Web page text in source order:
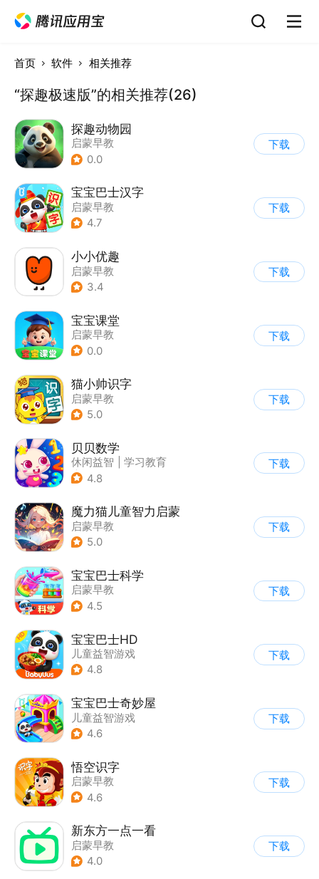
首页 软件 相关推荐
“探趣极速版”的相关推荐(26)
探趣动物园
启蒙早教
0.0
下载
宝宝巴士汉字
启蒙早教
4.7
下载
小小优趣
启蒙早教
3.4
下载
宝宝课堂
启蒙早教
0.0
下载
猫小帅识字
启蒙早教
5.0
下载
贝贝数学
休闲益智
学习教育
| 儿童游戏
4.8
下载
魔力猫儿童智力启蒙
启蒙早教
5.0
下载
宝宝巴士科学
启蒙早教
4.5
下载
宝宝巴士HD
儿童益智游戏
| 启蒙早教
4.8
下载
宝宝巴士奇妙屋
儿童益智游戏
| 启蒙早教
4.6
下载
悟空识字
启蒙早教
4.6
下载
新东方一点一看
启蒙早教
4.0
下载